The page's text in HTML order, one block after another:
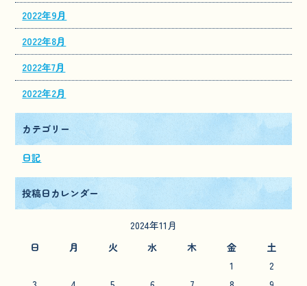
2022年9月
2022年8月
2022年7月
2022年2月
カテゴリー
日記
投稿日カレンダー
2024年11月
日
月 火 水 木 金
土
1
2